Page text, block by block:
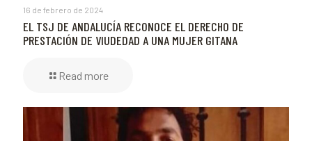
16 de febrero de 2024
EL TSJ DE ANDALUCÍA RECONOCE EL DERECHO DE
PRESTACIÓN DE VIUDEDAD A UNA MUJER GITANA
Read more